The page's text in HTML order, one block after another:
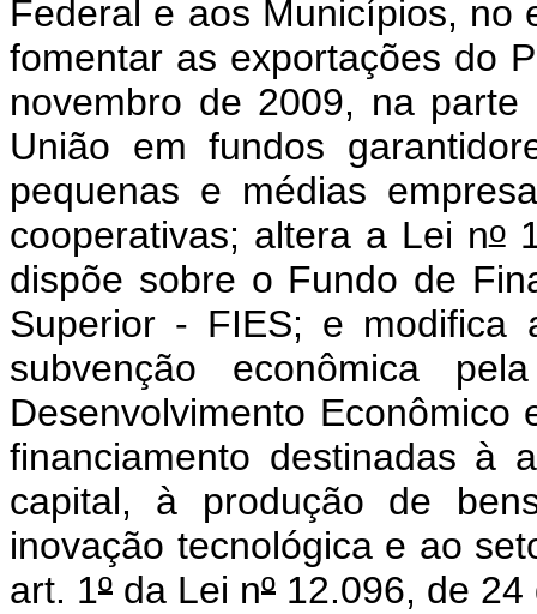
Federal e aos Municípios, no
fomentar as exportações do
novembro de 2009, na
União em fundos
pequenas e médias
cooperativas; altera a Lei no
dispõe sobre o Fundo de
Superior - FIES; e modifica
subvenção econômica
Desenvolvimento
financiamento destinadas à
capital, à produção de
inovação tecnológica e ao
art. 1º da Lei nº 12.096, de